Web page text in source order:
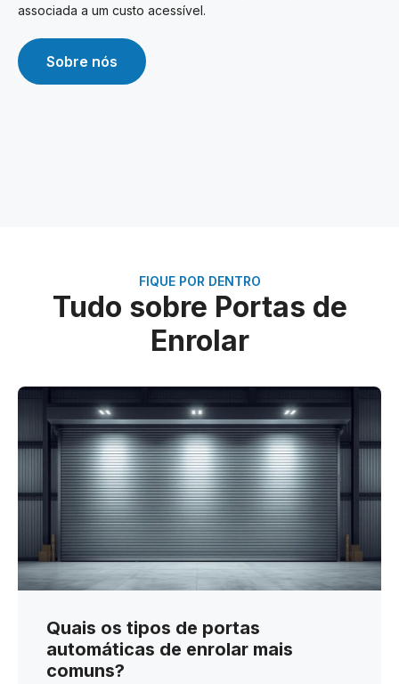
associada a um custo acessível.
Sobre nós
FIQUE POR DENTRO
Tudo sobre Portas de
Enrolar
Quais os tipos de portas
automáticas de enrolar mais
comuns?